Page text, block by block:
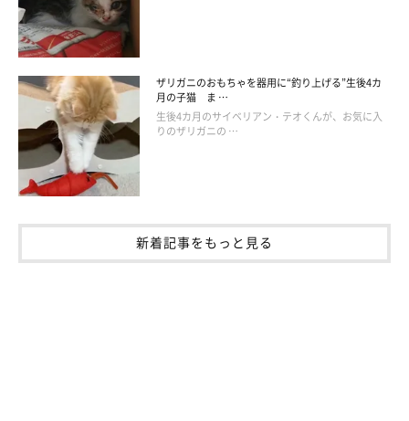
ライくんのマネっ子をして、ペタンを披露してくれたカイくん。
まだ先輩のペタンには及ばないようだけど……ふたりは確実に似
てきていますよね！
先輩と後輩のようなふたりのやりとりを見たインスタユーザーさ
んからは、「カイくんまでペタンたまらないです。そしてペタン
先生の厳しい目つき。爆笑です！」「3枚目、ペタン師匠の愛あ
る厳しい眼差し」「ぺたんは伝承されるのか!?」「ペタンの英才
教育」「カイくん、つちのこスタイルなんですね。背後からライ
先生の厳しい目が……」「極めるのも時間の問題♡川の字、楽し
ザリガニのおもちゃを器用に“釣り上げる”生後4カ
月の子猫 ま …
生後4カ月のサイベリアン・テオくんが、お気に入
りのザリガニの …
新着記事をもっと見る